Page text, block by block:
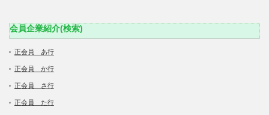
会員企業紹介(検索)
正会員 あ行
正会員 か行
正会員 さ行
正会員 た行